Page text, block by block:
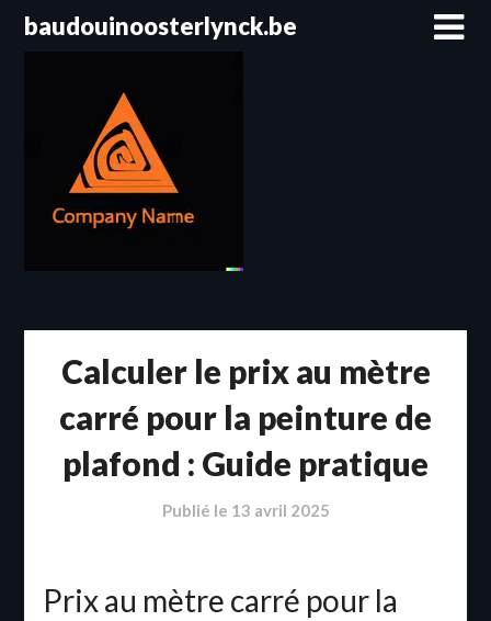
Passerbaudouinoosterlynck.be
Calculer le prix au mètre
carré pour la peinture de
plafond : Guide pratique
Publié le 13 avril 2025
Prix au mètre carré pour la